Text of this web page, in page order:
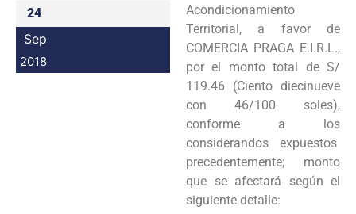
24
Sep
2018
Acondicionamiento
Territorial, a favor de
COMERCIA PRAGA E.I.R.L.,
por el monto total de S/
119.46 (Ciento diecinueve
con 46/100 soles),
conforme a los
considerandos expuestos
precedentemente; monto
que se afectará según el
siguiente detalle: